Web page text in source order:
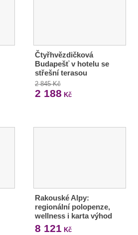
Čtyřhvězdičková
Budapešť v hotelu se
střešní terasou
2 845 Kč
2 188 Kč
Rakouské Alpy:
regionální polopenze,
wellness i karta výhod
8 121 Kč